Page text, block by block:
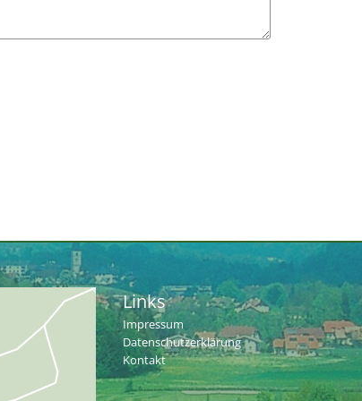
Links
Impressum
Datenschutzerklärung
Kontakt